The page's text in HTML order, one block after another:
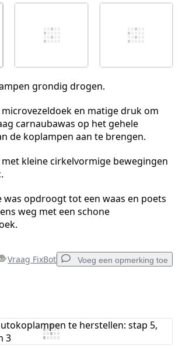
grondig drogen.
en matige druk om
carnaubawas op het gehele
de koplampen aan te brengen.
kleine cirkelvormige bewegingen
was opdroogt tot een waas en poets
weg met een schone
Vraag FixBot Voeg een opmerking toe
toe